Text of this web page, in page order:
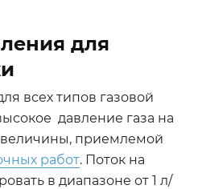
для
всех типов газовой
давление газа на
величины, приемлемой
работ. Поток на
в диапазоне от 1 л/